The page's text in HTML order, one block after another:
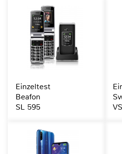
Einzeltest
Beafon
SL 595